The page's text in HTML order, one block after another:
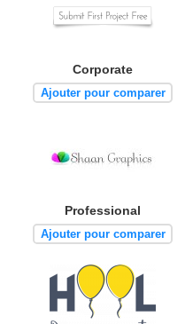
Corporate
Ajouter pour comparer
Professional
Ajouter pour comparer